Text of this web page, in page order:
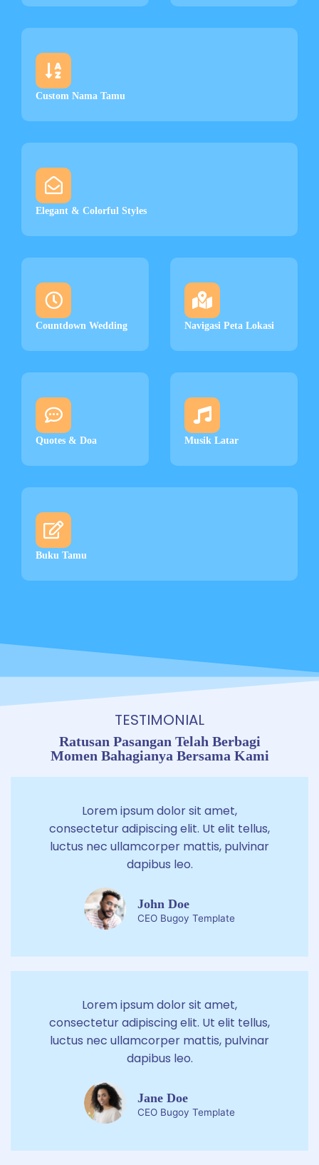
Custom Nama Tamu
Elegant & Colorful Styles
Countdown Wedding Navigasi Peta Lokasi
Quotes & Doa Musik Latar
Buku Tamu
TESTIMONIAL
Ratusan Pasangan Telah Berbagi
Momen Bahagianya Bersama Kami
Lorem ipsum dolor sit amet,
consectetur adipiscing elit. Ut elit tellus,
luctus nec ullamcorper mattis, pulvinar
dapibus leo.
John Doe
CEO Bugoy Template
Lorem ipsum dolor sit amet,
consectetur adipiscing elit. Ut elit tellus,
luctus nec ullamcorper mattis, pulvinar
dapibus leo.
Jane Doe
CEO Bugoy Template